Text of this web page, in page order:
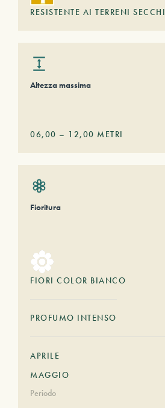
RESISTENTE AI TERRENI SECCHI
Altezza massima
06,00 – 12,00 METRI
Fioritura
FIORI COLOR BIANCO
PROFUMO INTENSO
APRILE
MAGGIO
Periodo